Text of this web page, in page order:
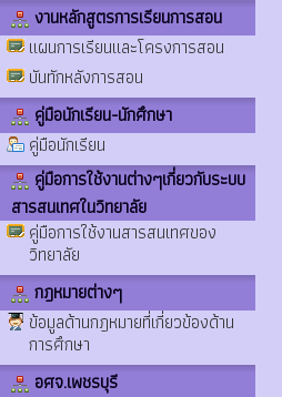
งานหลักสูตรการเรียนการสอน
แผนการเรียนและโครงการสอน
บันทักหลังการสอน
คู่มือนักเรียน-นักศึกษา
คู่มือนักเรียน
คู่มือการใช้งานต่างๆเกี่ยวกับระบบ
สารสนเทศในวิทยาลัย
คู่มือการใช้งานสารสนเทศของ
วิทยาลัย
กฎหมายต่างๆ
ข้อมูลด้านกฎหมายที่เกี่ยวข้องด้าน
การศึกษา
อศจ.เพชรบุรี